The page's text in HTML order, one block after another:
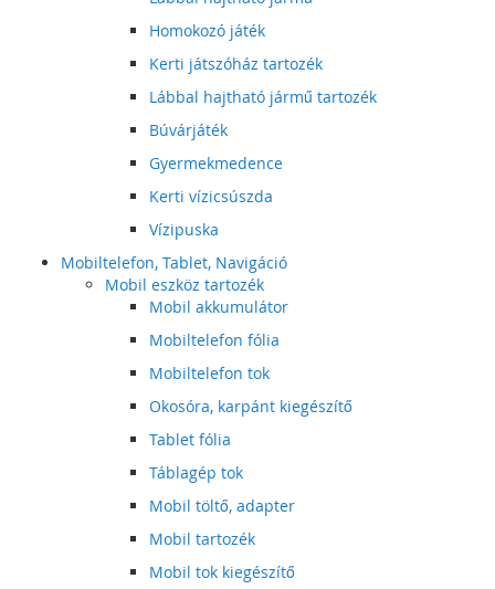
Homokozó játék
Kerti játszóház tartozék
Lábbal hajtható jármű tartozék
Búvárjáték
Gyermekmedence
Kerti vízicsúszda
Vízipuska
Mobiltelefon, Tablet, Navigáció
Mobil eszköz tartozék
Mobil akkumulátor
Mobiltelefon fólia
Mobiltelefon tok
Okosóra, karpánt kiegészítő
Tablet fólia
Táblagép tok
Mobil töltő, adapter
Mobil tartozék
Mobil tok kiegészítő